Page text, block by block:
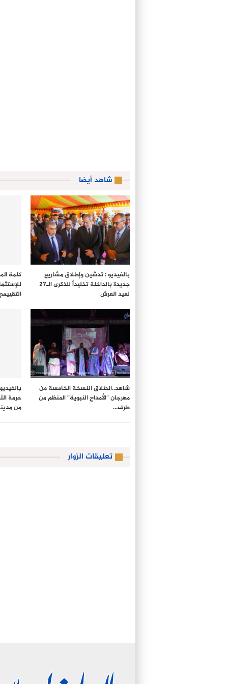
شاهد أيضا
بالفيديو : تدشين وإطلاق مشاريع
جديدة بالداخلة تخليداً للذكرى الـ27
لعيد العرش
كلمة
شاهد..انطلاق النسخة الخامسة من
مهرجان “الأمداح النبوية” المنظم من
طرف…
حرمة
من
تعليقات الزوار